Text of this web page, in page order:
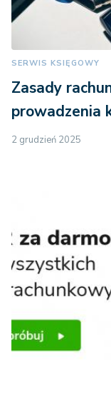
SERWIS KSIĘGOWY
Zasady
prowadzenia
2 grudzień 2025